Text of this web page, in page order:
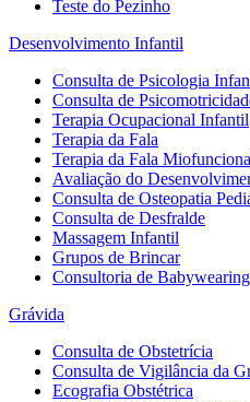
Teste do Pezinho
Desenvolvimento Infantil
Consulta de Psicologia
Consulta de
Terapia Ocupacional Infantil
Terapia da Fala
Terapia da Fala
Avaliação do
Consulta de Osteopatia
Consulta de Desfralde
Massagem Infantil
Grupos de Brincar
Consultoria de Babywearing
Grávida
Consulta de Obstetrícia
Consulta de Vigilância da
Ecografia Obstétrica